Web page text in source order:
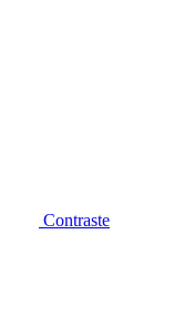
Contraste